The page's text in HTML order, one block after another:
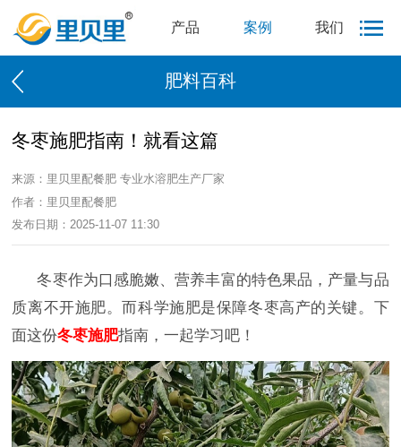
产品 案例 我们
肥料百科
冬枣施肥指南！就看这篇
来源：里贝里配餐肥 专业水溶肥生产厂家
作者：里贝里配餐肥
发布日期：2025-11-07 11:30
冬枣作为口感脆嫩、营养丰富的特色果品，产量与品
质离不开施肥。而科学施肥是保障冬枣高产的关键。下
面这份冬枣施肥指南，一起学习吧！